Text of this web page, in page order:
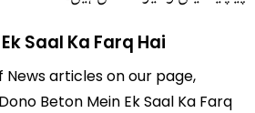
Saal Ka Farq Hai
articles on our page,
Beton Mein Ek Saal Ka Farq